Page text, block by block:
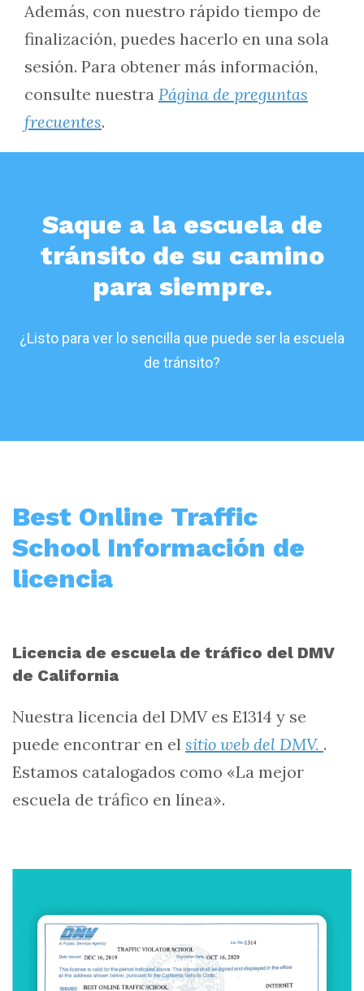
Además, con nuestro rápido tiempo de
finalización, puedes hacerlo en una sola
sesión. Para obtener más información,
consulte nuestra Página de preguntas
frecuentes.
Saque a la escuela de
tránsito de su camino
para siempre.
¿Listo para ver lo sencilla que puede ser la escuela
de tránsito?
Best Online Traffic
School Información de
licencia
Licencia de escuela de tráfico del DMV
de California
Nuestra licencia del DMV es E1314 y se
puede encontrar en el sitio web del DMV. .
Estamos catalogados como «La mejor
escuela de tráfico en línea».